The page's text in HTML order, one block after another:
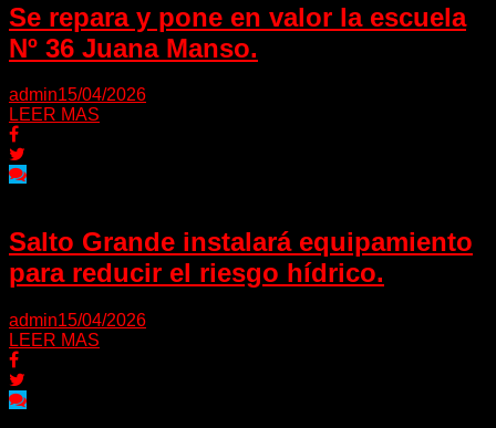
Se repara y pone en valor la escuela
Nº 36 Juana Manso.
admin15/04/2026
LEER MAS
Salto Grande instalará equipamiento
para reducir el riesgo hídrico.
admin15/04/2026
LEER MAS